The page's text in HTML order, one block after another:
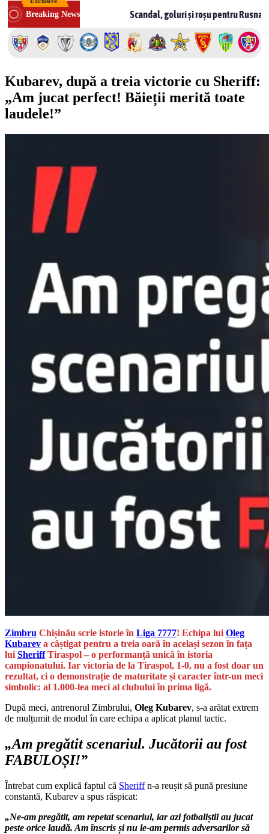
Skip
to
content
Breaking News Scandal, goluri și roșu pentru Rusnac! CSF Bălți –
Kubarev, după a treia victorie cu Sheriff:
„Am jucat perfect! Băieții merită toate
laudele!”
Zimbru Chișinău scrie istorie în Liga 7777! Echipa lui Oleg
Kubarev a câștigat pentru a treia oară în același sezon în fața
lui SheriffTiraspol – o performanță unică în istoria
campionatului. Iar victoria de la Tiraspol, 1-0, nu a fost doar un
rezultat, ci o demonstrație de maturitate și caracter într-un meci
simbolic: al 1.000-lea meci al clubului în prima ligă.
După meci, antrenorul Zimbrului, Oleg Kubarev, s-a arătat extrem
de mulțumit de modul în care echipa a aplicat planul tactic.
„Am pregătit scenariul. Jucătorii au fost
FABULOȘI!”
Întrebat cum explică faptul că Sheriffn-a reușit să pună presiune
constantă, Kubarev a spus răspicat:
„Ne-am pregătit, am repetat scenariul, iar azi fotbaliștii au jucat
peste orice laudă. Am înscris și nu le-am permis adversarilor să